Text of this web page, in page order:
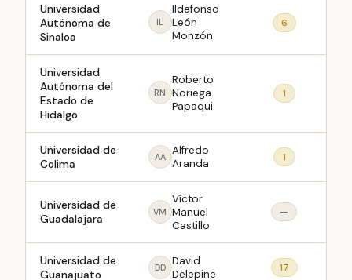
Universidad
Autónoma de
Sinaloa
IL
Ildefonso
León
Monzón
6
Universidad
Autónoma del
Estado de
Hidalgo
RN
Roberto
Noriega
Papaqui
1
Universidad de
Colima
AA
Alfredo
Aranda
1
Universidad de
Guadalajara
VM
Víctor
Manuel
Castillo
—
Universidad de
Guanajuato
DD
David
Delepine
17